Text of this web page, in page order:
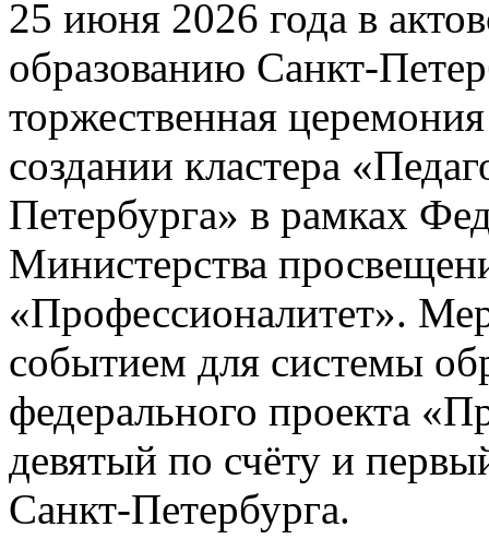
25 июня 2026 года в
образованию Санкт-
торжественная
создании кластера
Петербурга» в рамках
Министерства
«Профессионалитет».
событием для системы
федерального проекта
девятый по счёту и
Санкт-Петербурга.